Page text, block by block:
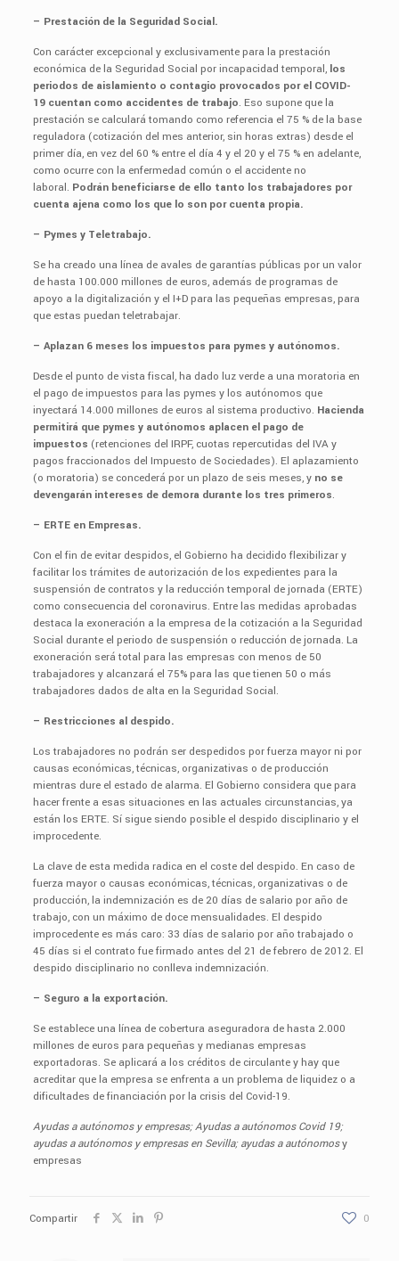
– Prestación de la Seguridad Social.
Con carácter excepcional y exclusivamente para la prestación
económica de la Seguridad Social por incapacidad temporal, los
periodos de aislamiento o contagio provocados por el COVID-
19 cuentan como accidentes de trabajo. Eso supone que la
prestación se calculará tomando como referencia el 75 % de la base
reguladora (cotización del mes anterior, sin horas extras) desde el
primer día, en vez del 60 % entre el día 4 y el 20 y el 75 % en adelante,
como ocurre con la enfermedad común o el accidente no
laboral. Podrán beneficiarse de ello tanto los trabajadores por
cuenta ajena como los que lo son por cuenta propia.
– Pymes y Teletrabajo.
Se ha creado una línea de avales de garantías públicas por un valor
de hasta 100.000 millones de euros, además de programas de
apoyo a la digitalización y el I+D para las pequeñas empresas, para
que estas puedan teletrabajar.
– Aplazan 6 meses los impuestos para pymes y autónomos.
Desde el punto de vista fiscal, ha dado luz verde a una moratoria en
el pago de impuestos para las pymes y los autónomos que
inyectará 14.000 millones de euros al sistema productivo. Hacienda
permitirá que pymes y autónomos aplacen el pago de
impuestos (retenciones del IRPF, cuotas repercutidas del IVA y
pagos fraccionados del Impuesto de Sociedades). El aplazamiento
(o moratoria) se concederá por un plazo de seis meses, y no se
devengarán intereses de demora durante los tres primeros.
– ERTE en Empresas.
Con el fin de evitar despidos, el Gobierno ha decidido flexibilizar y
facilitar los trámites de autorización de los expedientes para la
suspensión de contratos y la reducción temporal de jornada (ERTE)
como consecuencia del coronavirus. Entre las medidas aprobadas
destaca la exoneración a la empresa de la cotización a la Seguridad
Social durante el periodo de suspensión o reducción de jornada. La
exoneración será total para las empresas con menos de 50
trabajadores y alcanzará el 75% para las que tienen 50 o más
trabajadores dados de alta en la Seguridad Social.
– Restricciones al despido.
Los trabajadores no podrán ser despedidos por fuerza mayor ni por
causas económicas, técnicas, organizativas o de producción
mientras dure el estado de alarma. El Gobierno considera que para
hacer frente a esas situaciones en las actuales circunstancias, ya
están los ERTE. Sí sigue siendo posible el despido disciplinario y el
improcedente.
La clave de esta medida radica en el coste del despido. En caso de
fuerza mayor o causas económicas, técnicas, organizativas o de
producción, la indemnización es de 20 días de salario por año de
trabajo, con un máximo de doce mensualidades. El despido
improcedente es más caro: 33 días de salario por año trabajado o
45 días si el contrato fue firmado antes del 21 de febrero de 2012. El
despido disciplinario no conlleva indemnización.
– Seguro a la exportación.
Se establece una línea de cobertura aseguradora de hasta 2.000
millones de euros para pequeñas y medianas empresas
exportadoras. Se aplicará a los créditos de circulante y hay que
acreditar que la empresa se enfrenta a un problema de liquidez o a
dificultades de financiación por la crisis del Covid-19.
Ayudas a autónomos y empresas; Ayudas a autónomos Covid 19;
ayudas a autónomos y empresas en Sevilla; ayudas a autónomosy
empresas
Compartir 0